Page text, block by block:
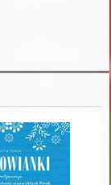
w gdańskiej